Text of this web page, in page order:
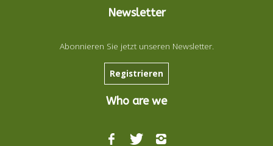
Newsletter
Abonnieren Sie jetzt unseren Newsletter.
Registrieren
Who are we